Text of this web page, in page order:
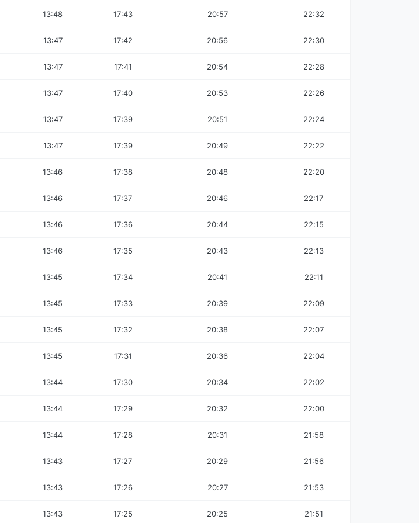
13:48 17:43 20:57 22:32
13:47 17:42 20:56 22:30
13:47 17:41 20:54 22:28
13:47 17:40 20:53 22:26
13:47 17:39 20:51 22:24
13:47 17:39 20:49 22:22
13:46 17:38 20:48 22:20
13:46 17:37 20:46 22:17
13:46 17:36 20:44 22:15
13:46 17:35 20:43 22:13
13:45 17:34 20:41 22:11
13:45 17:33 20:39 22:09
13:45 17:32 20:38 22:07
13:45 17:31 20:36 22:04
13:44 17:30 20:34 22:02
13:44 17:29 20:32 22:00
13:44 17:28 20:31 21:58
13:43 17:27 20:29 21:56
13:43 17:26 20:27 21:53
13:43 17:25 20:25 21:51